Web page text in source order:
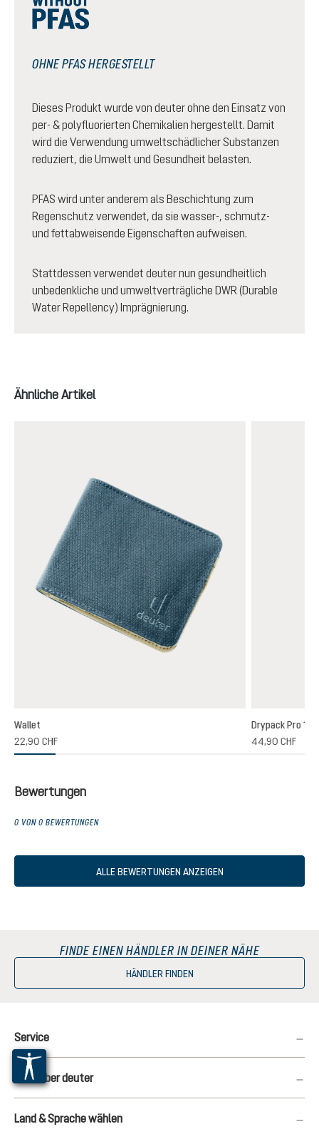
OHNE PFAS HERGESTELLT
Dieses Produkt wurde von deuter ohne den Einsatz von
per- & polyfluorierten Chemikalien hergestellt. Damit
wird die Verwendung umweltschädlicher Substanzen
reduziert, die Umwelt und Gesundheit belasten.
PFAS wird unter anderem als Beschichtung zum
Regenschutz verwendet, da sie wasser-, schmutz-
und fettabweisende Eigenschaften aufweisen.
Stattdessen verwendet deuter nun gesundheitlich
unbedenkliche und umweltverträgliche DWR (Durable
Water Repellency) Imprägnierung.
Produktgalerie überspringen
Ähnliche Artikel
Wallet
22,90 CHF
Drypack Pro 13
44,90 CHF
Bewertungen
0 VON 0 BEWERTUNGEN
ALLE BEWERTUNGEN ANZEIGEN
FINDE EINEN HÄNDLER IN DEINER NÄHE
HÄNDLER FINDEN
Service
Mehr über deuter
Land & Sprache wählen